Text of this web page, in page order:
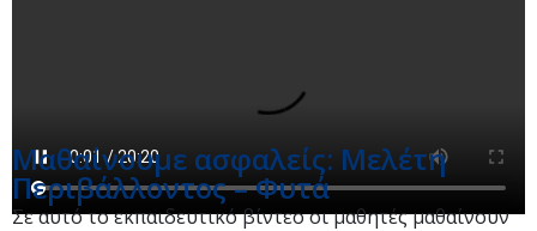
Μαθαίνουμε ασφαλείς: Μελέτη
Περιβάλλοντος – Φυτά
Σε αυτό το εκπαιδευτικό βίντεο οι μαθητές μαθαίνουν